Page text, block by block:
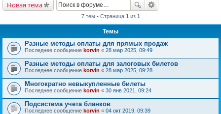
Новая тема
7 тем • Страница 1 из 1
Темы
Разные методы оплаты для прямых продаж
Последнее сообщение korvin « 28 мар 2025, 09:49
Разные методы оплаты для залоговых билетов
Последнее сообщение korvin « 28 мар 2025, 09:28
Многократно невыкупленные билеты
Последнее сообщение korvin « 30 янв 2021, 09:24
Подсистема учета бланков
Последнее сообщение korvin « 04 окт 2019, 09:39